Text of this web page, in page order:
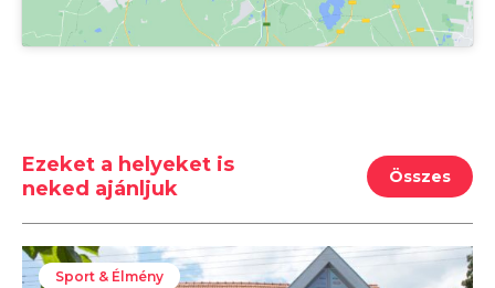
Ezeket a helyeket is
neked ajánljuk
Összes
Sport & Élmény